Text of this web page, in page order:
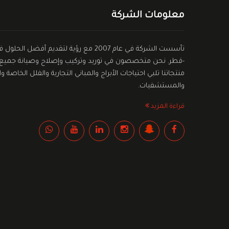
معلومات الشركة
تأسست الشركة في عام 2007 مع رؤية
-قطر. نحن متخصصون في توريد وتركيب وإصلاح وصيانة جميع
منتجاتنا تلبي احتياجات الأبراج والمباني التجارية والفلل
والمستشفيات.
قراءة المزيد